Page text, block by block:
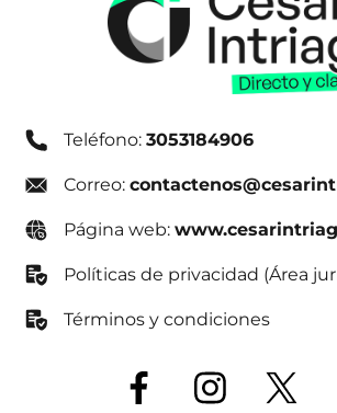
Teléfono:3053184906
Correo:
Página web:
Políticas de privacidad (Área
Términos y condiciones